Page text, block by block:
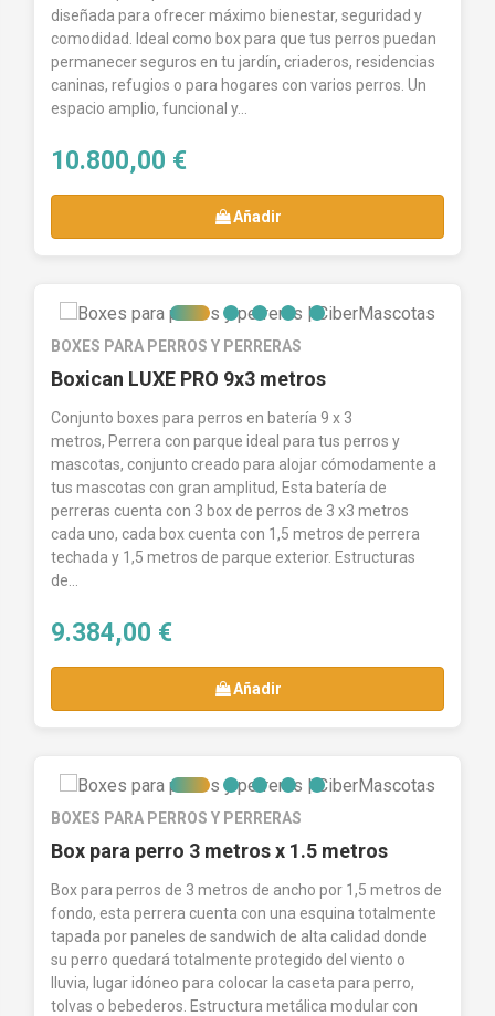
diseñada para ofrecer máximo bienestar, seguridad y
comodidad. Ideal como box para que tus perros puedan
permanecer seguros en tu jardín, criaderos, residencias
caninas, refugios o para hogares con varios perros. Un
espacio amplio, funcional y...
10.800,00 €
Añadir
BOXES PARA PERROS Y PERRERAS
Boxican LUXE PRO 9x3 metros
Conjunto boxes para perros en batería 9 x 3
metros, Perrera con parque ideal para tus perros y
mascotas, conjunto creado para alojar cómodamente a
tus mascotas con gran amplitud, Esta batería de
perreras cuenta con 3 box de perros de 3 x3 metros
cada uno, cada box cuenta con 1,5 metros de perrera
techada y 1,5 metros de parque exterior. Estructuras
de...
9.384,00 €
Añadir
BOXES PARA PERROS Y PERRERAS
Box para perro 3 metros x 1.5 metros
Box para perros de 3 metros de ancho por 1,5 metros de
fondo, esta perrera cuenta con una esquina totalmente
tapada por paneles de sandwich de alta calidad donde
su perro quedará totalmente protegido del viento o
lluvia, lugar idóneo para colocar la caseta para perro,
tolvas o bebederos. Estructura metálica modular con